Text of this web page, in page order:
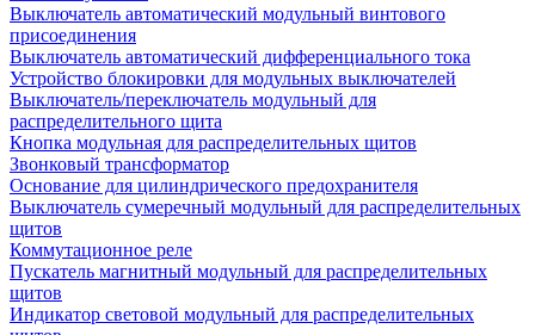
Выключатель автоматический модульный винтового
присоединения
Выключатель автоматический дифференциального тока
Устройство блокировки для модульных выключателей
Выключатель/переключатель модульный для
распределительного щита
Кнопка модульная для распределительных щитов
Звонковый трансформатор
Основание для цилиндрического предохранителя
Выключатель сумеречный модульный для распределительных
щитов
Коммутационное реле
Пускатель магнитный модульный для распределительных
щитов
Индикатор световой модульный для распределительных